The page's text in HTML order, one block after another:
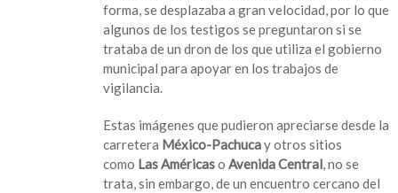
forma, se desplazaba a gran velocidad, por lo que
algunos de los testigos se preguntaron si se
trataba de un dron de los que utiliza el gobierno
municipal para apoyar en los trabajos de
vigilancia.
Estas imágenes que pudieron apreciarse desde la
carretera México-Pachucay otros sitios
como Las Américaso Avenida Central , no se
trata, sin embargo, de un encuentro cercano del